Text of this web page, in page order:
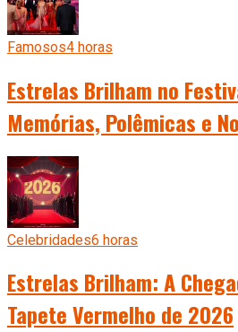
Famosos4 horas
Estrelas Brilham no
Memórias, Polêmicas e
Celebridades6 horas
Estrelas Brilham: A
Tapete Vermelho de 2026